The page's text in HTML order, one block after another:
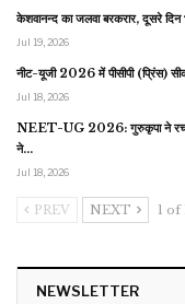
केशवानन्द का जलवा बरकरार, दूसरे दिन
Jul 19, 2026
नीट-यूजी 2026 में पीसीपी (प्रिंस)
Jul 18, 2026
NEET-UG 2026: गुरुकृपा ने रचा
ने…
Jul 18, 2026
PREV NEXT 1 of
NEWSLETTER